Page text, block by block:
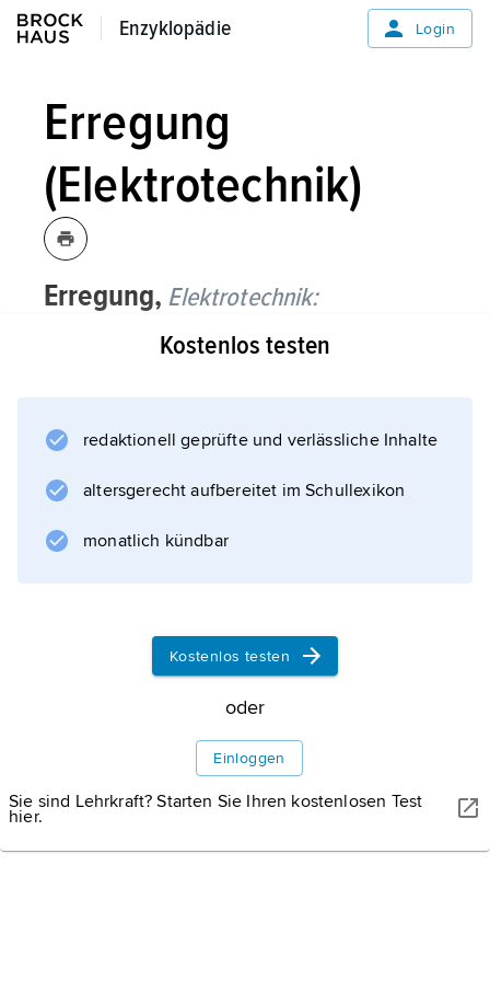
Enzyklopädie
Enzyklopädie Login
Erregung
(Elektrotechnik)
Erregung, Elektrotechnik:
der Aufbau des für die Wirkungsweise einer
Magnetfeldes; auch Bezeichnung für die
Durchflutung
Selbsterregung
(Reihenschlusserregung)
(Nebenschlusserregung)
vorher gleichgerichtete) Erregerstrom
Kostenlos testen
redaktionell geprüfte und verlässliche Inhalte
altersgerecht aufbereitet im Schullexikon
monatlich kündbar
Kostenlos testen
oder
Einloggen
Sie sind Lehrkraft? Starten Sie Ihren kostenlosen Test
hier.